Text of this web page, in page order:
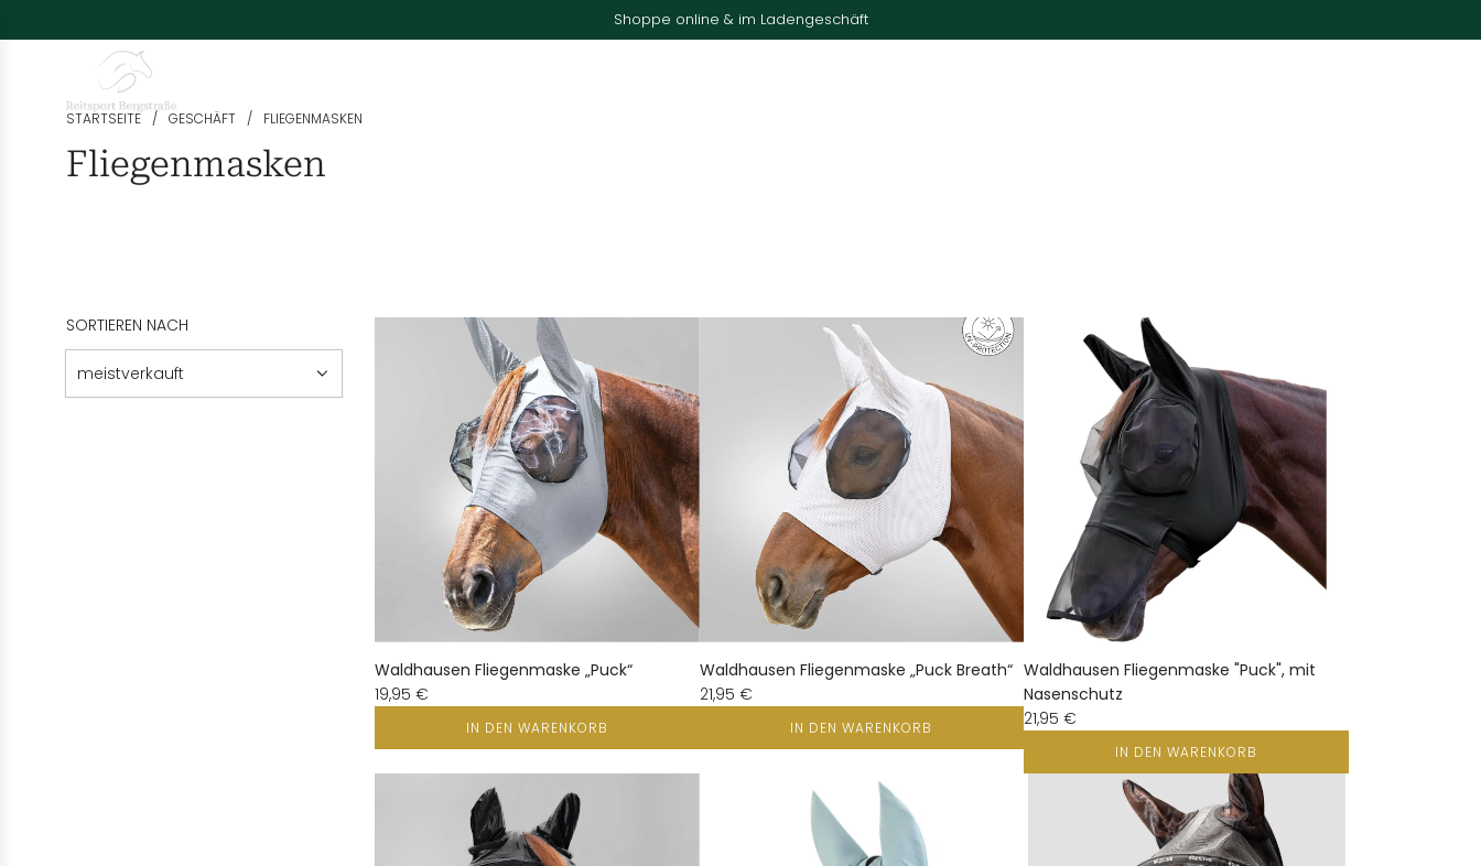
Shoppe online & im Ladengeschäft
STARTSEITE / GESCHÄFT / FLIEGENMASKEN
Fliegenmasken
SORTIEREN NACH
Waldhausen Fliegenmaske „Puck“
19,95 €
IN DEN WARENKORB
Waldhausen Fliegenmaske „Puck Breath“
21,95 €
IN DEN WARENKORB
Waldhausen Fliegenmaske "Puck", mit
Nasenschutz
21,95 €
IN DEN WARENKORB